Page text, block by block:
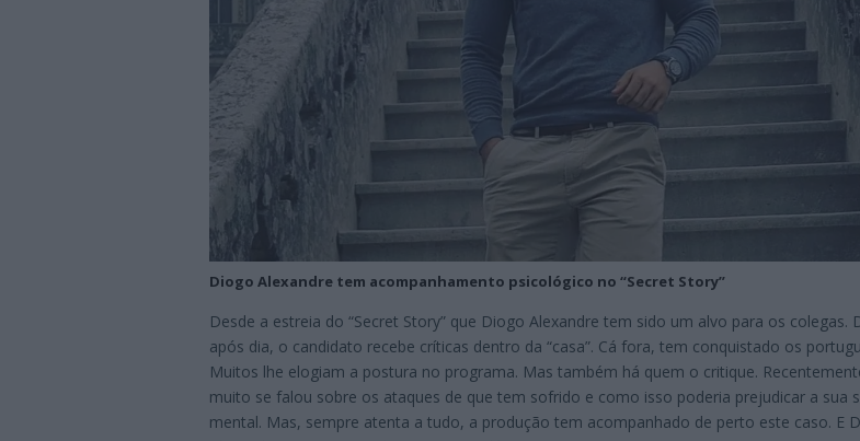
Diogo Alexandre tem acompanhamento psicológico no “Secret Story”
Desde a estreia do “Secret Story” que Diogo Alexandre tem sido um alvo para os colegas.
após dia, o candidato recebe críticas dentro da “casa”. Cá fora, tem conquistado os
Muitos lhe elogiam a postura no programa. Mas também há quem o critique.
muito se falou sobre os ataques de que tem sofrido e como isso poderia prejudicar a sua
mental. Mas, sempre atenta a tudo, a produção tem acompanhado de perto este caso. E